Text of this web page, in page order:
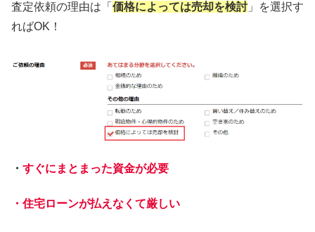
査定依頼の理由は「 価格によっては売却を検討」を選択す
ればOK！
・ すぐにまとまった資金が必要
・住宅ローンが払えなくて厳しい